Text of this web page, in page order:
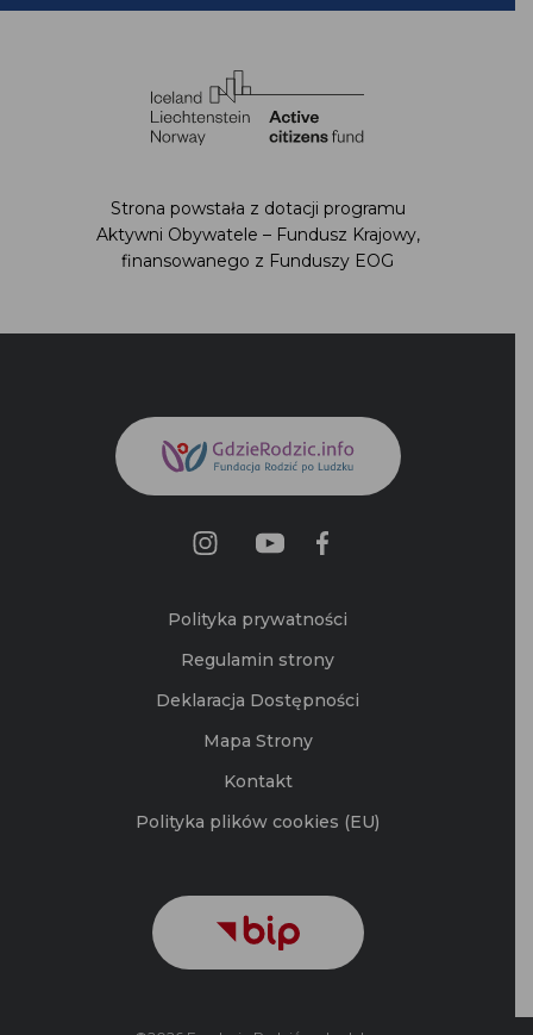
Strona powstała z dotacji programu
Aktywni Obywatele – Fundusz Krajowy,
finansowanego z Funduszy EOG
Polityka prywatności
Regulamin strony
Deklaracja Dostępności
Mapa Strony
Kontakt
Polityka plików cookies (EU)